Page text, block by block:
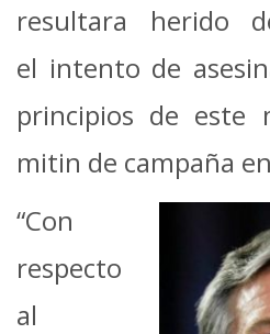
resultara herido
el intento de
principios de este
mitin de campaña
“Con
respecto
al